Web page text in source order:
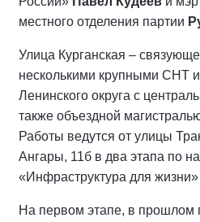
местного отделения партии
Улица Курганская –
несколькими крупными СНТ
Ленинского округа с
также объездной
Работы ведутся от улицы
Ангары, 11б в два этапа по
«Инфраструктура для
На первом этапе, в прошлом